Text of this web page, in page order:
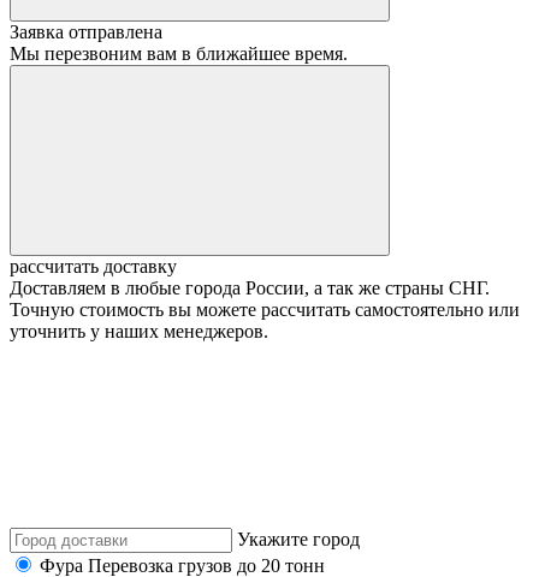
Заявка отправлена
Мы перезвоним вам в ближайшее время.
рассчитать доставку
Доставляем в любые города России, а так же страны СНГ.
Точную стоимость вы можете рассчитать самостоятельно или
уточнить у наших менеджеров.
Укажите город
Фура Перевозка грузов до 20 тонн